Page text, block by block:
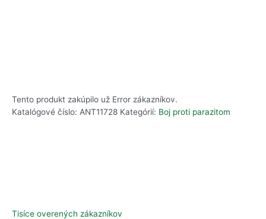
Tento produkt zakúpilo už Error zákazníkov.
Katalógové číslo: ANT11728 Kategórií: Boj proti parazitom
Tisíce overených zákazníkov